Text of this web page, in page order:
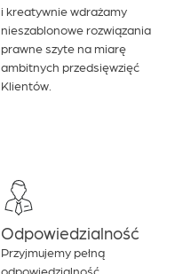
i kreatywnie wdrażamy
nieszablonowe rozwiązania
prawne szyte na miarę
ambitnych przedsięwzięć
Klientów.
Odpowiedzialność
Przyjmujemy pełną
odpowiedzialność